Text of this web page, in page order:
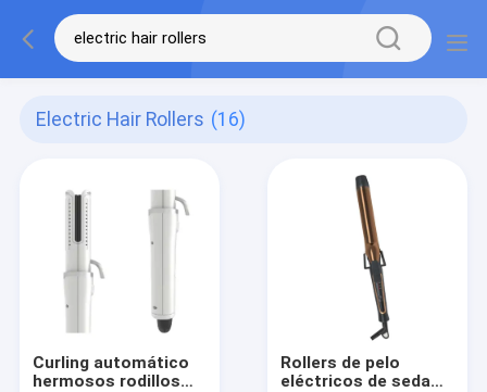
Electric Hair Rollers (16)
Curling automático
hermosos rodillos
Rollers de pelo
eléctricos de seda